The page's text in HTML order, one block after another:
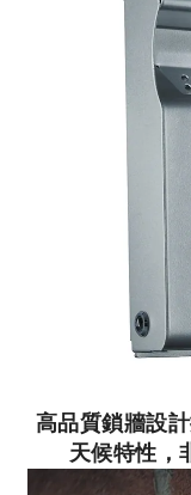
高品質鎖牆設
天候特性，